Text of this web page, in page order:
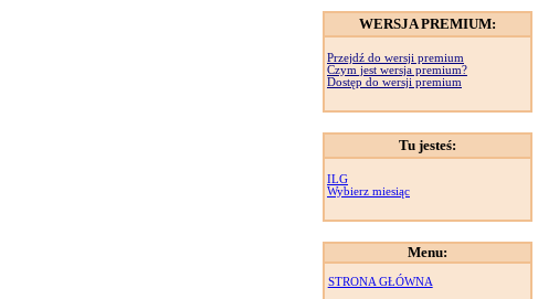
WERSJA PREMIUM:
Przejdź do wersji premium
Czym jest wersja premium?
Dostęp do wersji premium
Tu jesteś:
ILG
Wybierz miesiąc
Menu:
STRONA GŁÓWNA